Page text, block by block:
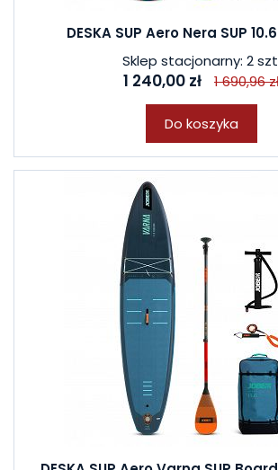
DESKA SUP Aero Nera SUP
Sklep stacjonarny: 2
1 240,00 zł 1 690,96
Do koszyka